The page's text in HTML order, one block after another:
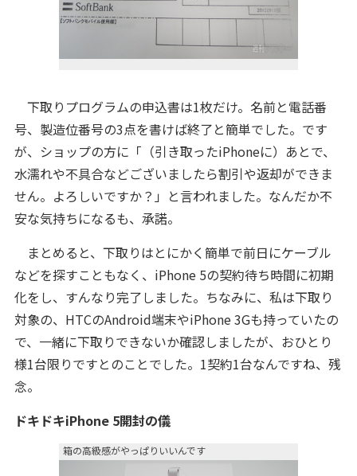
下取りプログラムの申込書は1枚だけ。名前と電話番
号、製造位番号の3点を書けば終了と簡単でした。です
が、ショップの方に「（引き取ったiPhoneに）あとで、
水濡れや不具合などございましたら割引や返却ができま
せん。よろしいですか？」と言われました。なんだか不
安な気持ちになるも、承諾。
まとめると、下取りはとにかく簡単で前日にケーブル
などを探すこともなく、iPhone 5の契約待ち時間に初期
化をし、すんなり完了しました。ちなみに、私は下取り
対象の、HTCのAndroid端末やiPhone 3Gも持っていたの
で、一緒に下取りできないか確認しましたが、おひとり
様1台限りですとのことでした。1契約1台なんですね、残
念。
ドキドキiPhone 5開封の儀
箱の高級感がやっぱりいいんです